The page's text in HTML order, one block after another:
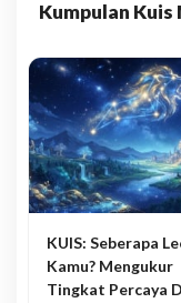
Kumpulan
KUIS: Seberapa
Kamu? Mengukur
Tingkat Percaya